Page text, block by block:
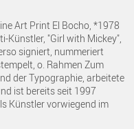
Art Print El Bocho, *1978
Künstler, "Girl with Mickey",
signiert, nummeriert
o. Rahmen Zum
der Typographie, arbeitete
ist bereits seit 1997
Künstler vorwiegend im